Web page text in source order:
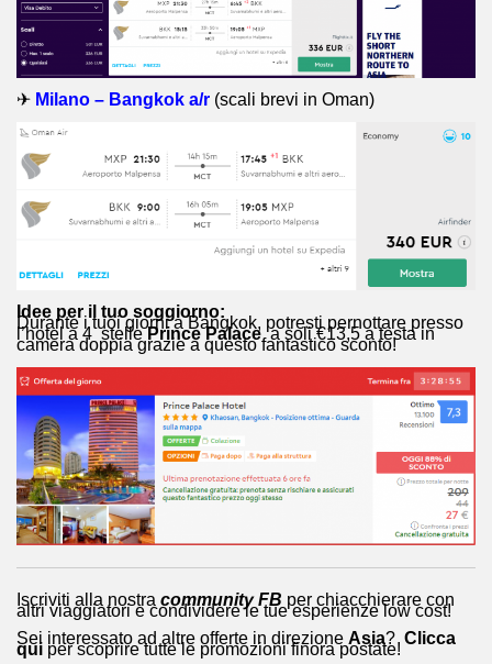
✈ Milano – Bangkok a/r (scali brevi in Oman)
Idee per il tuo soggiorno:
Durante i tuoi giorni a Bangkok, potresti pernottare presso
l’hotel a 4 stellePrince Palacea soli €13,5 a testa in
camera doppia grazie a questo fantastico sconto!
Iscriviti alla nostra community FB per chiacchierare con
altri viaggiatori e condividere le tue esperienze low cost!
Sei interessato ad altre offerte in direzione Asia? Clicca
qui per scoprire tutte le promozioni finora postate!